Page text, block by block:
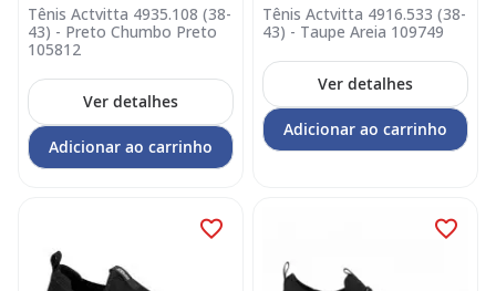
Tênis Actvitta 4935.108 (38-
43) - Preto Chumbo Preto
105812
Ver detalhes
Adicionar ao carrinho
Tênis Actvitta 4916.533 (38-
43) - Taupe Areia 109749
Ver detalhes
Adicionar ao carrinho